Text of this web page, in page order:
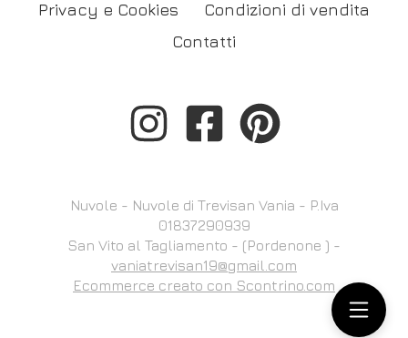
Privacy e Cookies
Condizioni di vendita
Contatti
Nuvole - Nuvole di Trevisan Vania - P.Iva
01837290939
San Vito al Tagliamento - (Pordenone ) -
vaniatrevisan19@gmail.com
Ecommerce creato con Scontrino.com